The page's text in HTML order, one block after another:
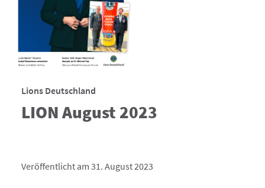
Lions Deutschland
LION August 2023
Veröffentlicht am 31. August 2023